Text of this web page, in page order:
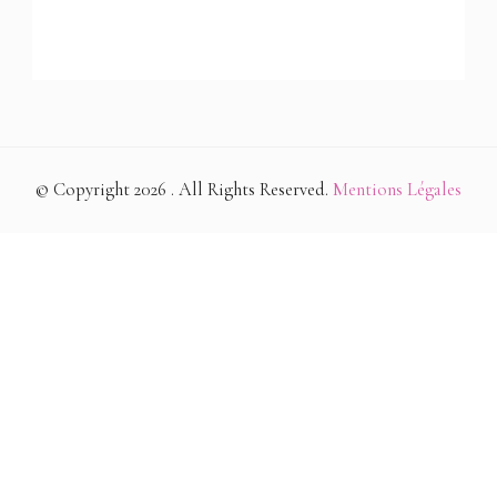
© Copyright 2026 . All Rights Reserved. Mentions Légales